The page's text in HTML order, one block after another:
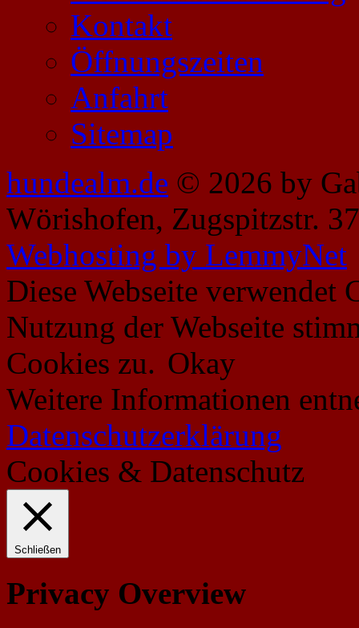
Kontakt
Öffnungszeiten
Anfahrt
Sitemap
hundealm.de © 2026 by
Wörishofen, Zugspitzstr.
Webhosting by LemmyNet
Diese Webseite verwendet
Nutzung der Webseite
Cookies zu. Okay
Weitere Informationen
Datenschutzerklärung
Cookies & Datenschutz
Schließen
Privacy Overview